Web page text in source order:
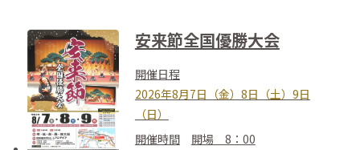
安来節全国優勝大会
開催日程
2026年8月7日（金）8日（土）9日
（日）
開催時間
開場 8：00